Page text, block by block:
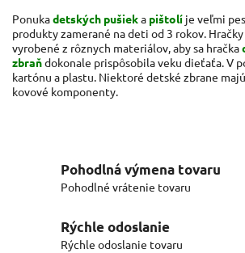
Ponukadetských pušieka pištolí je veľmi
produkty zamerané na deti od 3 rokov.
vyrobené z rôznych materiálov, aby sa hračka
zbraňdokonale prispôsobila veku dieťaťa. V
kartónu a plastu. Niektoré detské zbrane
kovové komponenty.
Pohodlná výmena tovaru
Pohodlné vrátenie tovaru
Rýchle odoslanie
Rýchle odoslanie tovaru